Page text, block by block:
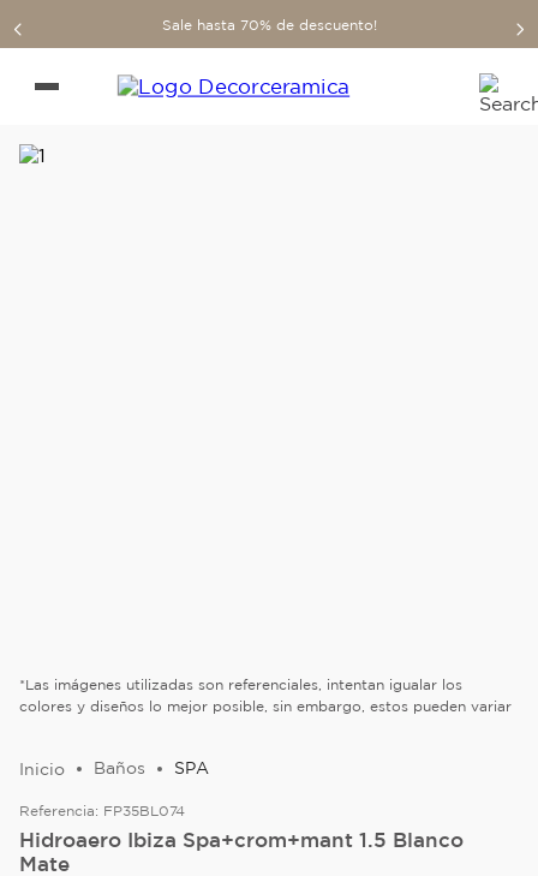
Sale hasta 70% de descuento!
*Las imágenes utilizadas son referenciales, intentan igualar los
colores y diseños lo mejor posible, sin embargo, estos pueden variar
Baños SPA
Referencia: FP35BL074
Hidroaero Ibiza Spa+crom+mant 1.5 Blanco
Mate